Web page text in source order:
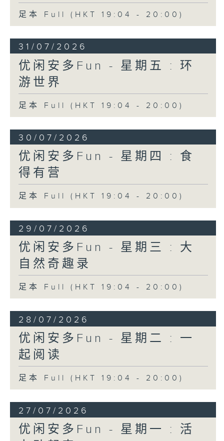
足本 Full (HKT 19:04 - 20:00)
31/07/2026
优闲安多Fun - 星期五 : 环
游世界
足本 Full (HKT 19:04 - 20:00)
30/07/2026
优闲安多Fun - 星期四 : 食
得有营
足本 Full (HKT 19:04 - 20:00)
29/07/2026
优闲安多Fun - 星期三 : 大
自然奇趣录
足本 Full (HKT 19:04 - 20:00)
28/07/2026
优闲安多Fun - 星期二 : 一
起阅读
足本 Full (HKT 19:04 - 20:00)
27/07/2026
优闲安多Fun - 星期一 : 活